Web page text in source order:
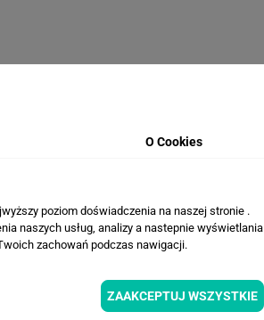
O Cookies
poziom doświadczenia na naszej stronie .
naszych usług, analizy a nastepnie wyświetlania
zachowań podczas nawigacji.
ZAAKCEPTUJ WSZYSTKIE